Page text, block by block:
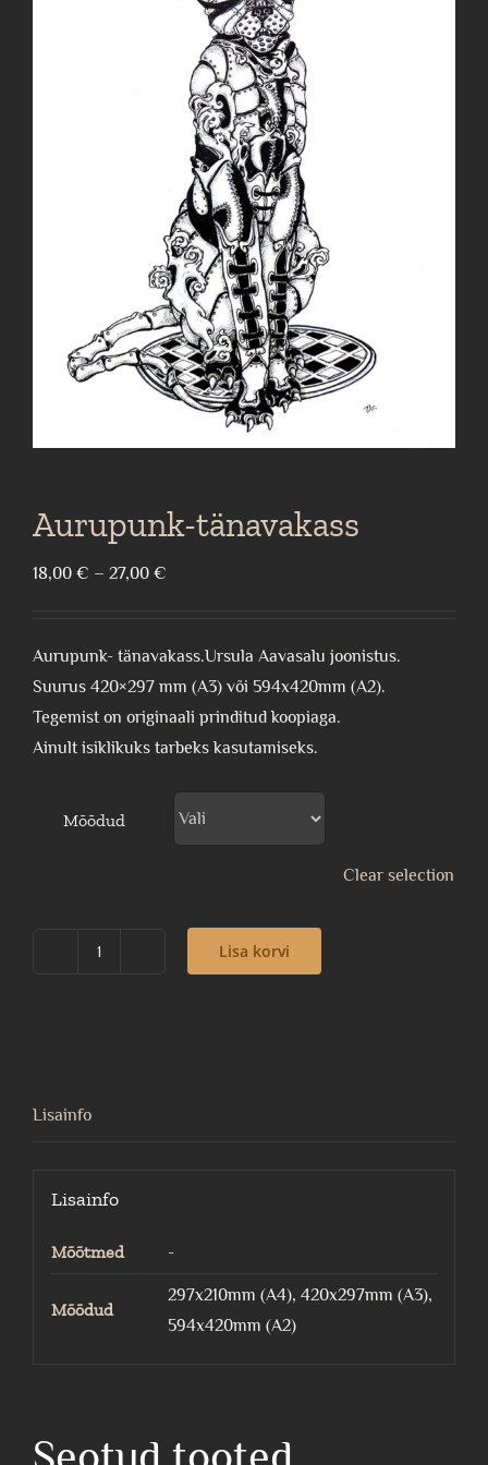
Aurupunk-tänavakass
18,00 € – 27,00 €
through
27,00 €
Aurupunk- tänavakass.Ursula Aavasalu joonistus.
Suurus 420×297 mm (A3) või 594x420mm (A2).
Tegemist on originaali prinditud koopiaga.
Ainult isiklikuks tarbeks kasutamiseks.
Mõõdud
Clear selection
Lisa korvi
Lisainfo
Lisainfo
Mõõtmed -
Mõõdud
297x210mm (A4), 420x297mm (A3),
594x420mm (A2)